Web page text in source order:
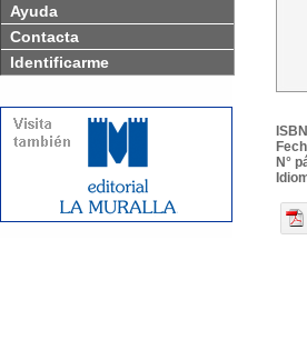
Ayuda
Contacta
Identificarme
N°